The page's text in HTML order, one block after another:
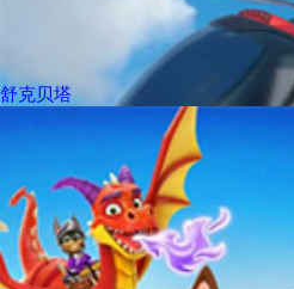
舒克贝塔